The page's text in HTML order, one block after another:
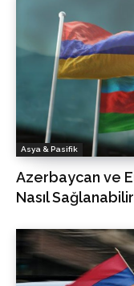
Asya & Pasifik
Azerbaycan ve
Nasıl